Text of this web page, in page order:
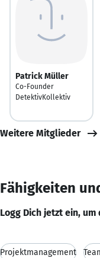
Patrick Müller
Co-Founder
DetektivKollektiv
Weitere Mitglieder
Fähigkeiten
Logg Dich jetzt ein,
Projektmanagement